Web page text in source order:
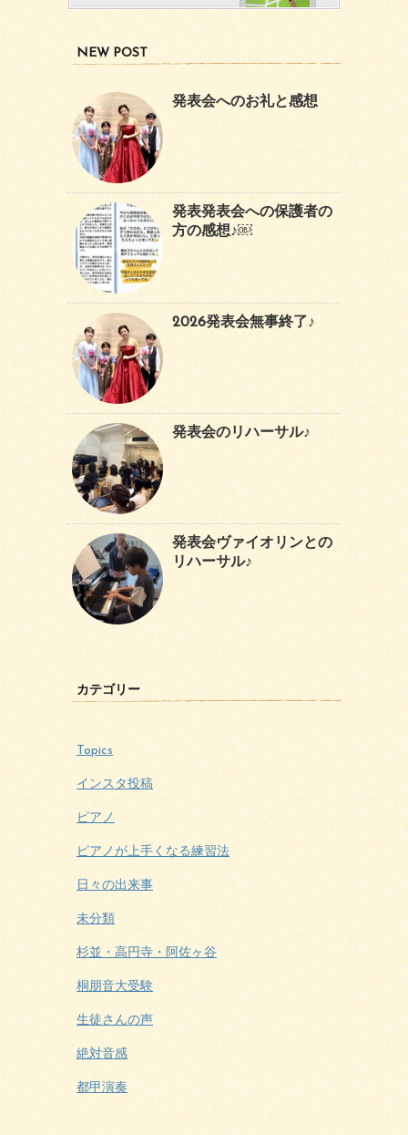
NEW POST
発表会へのお礼と感想
発表発表会への保護者の
方の感想♪￼
2026発表会無事終了♪
発表会のリハーサル♪
発表会ヴァイオリンとの
リハーサル♪
カテゴリー
Topics
インスタ投稿
ピアノ
ピアノが上手くなる練習法
日々の出来事
未分類
杉並・高円寺・阿佐ヶ谷
桐朋音大受験
生徒さんの声
絶対音感
都甲演奏